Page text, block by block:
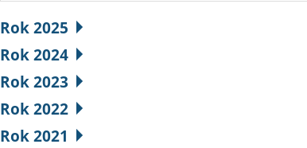
Rok 2025
Rok 2024
Rok 2023
Rok 2022
Rok 2021